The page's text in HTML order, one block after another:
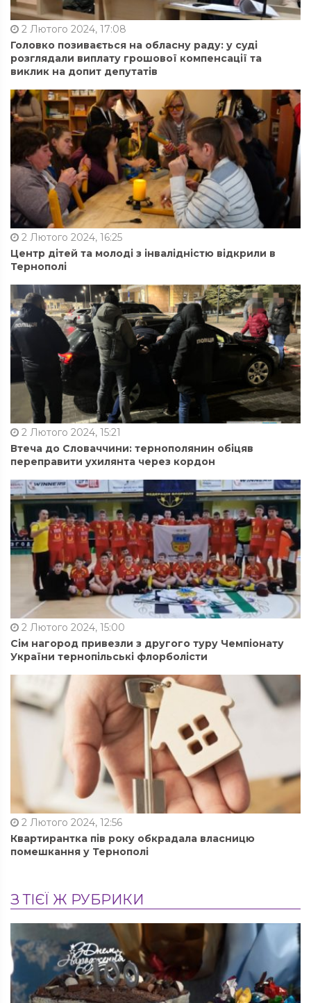
2 Лютого 2024, 17:08
Головко позивається на обласну раду: у суді
розглядали виплату грошової компенсації та
виклик на допит депутатів
2 Лютого 2024, 16:25
Центр дітей та молоді з інвалідністю відкрили в
Тернополі
2 Лютого 2024, 15:21
Втеча до Словаччини: тернополянин обіцяв
переправити ухилянта через кордон
2 Лютого 2024, 15:00
Сім нагород привезли з другого туру Чемпіонату
України тернопільські флорболісти
2 Лютого 2024, 12:56
Квартирантка пів року обкрадала власницю
помешкання у Тернополі
З ТІЄЇ Ж РУБРИКИ